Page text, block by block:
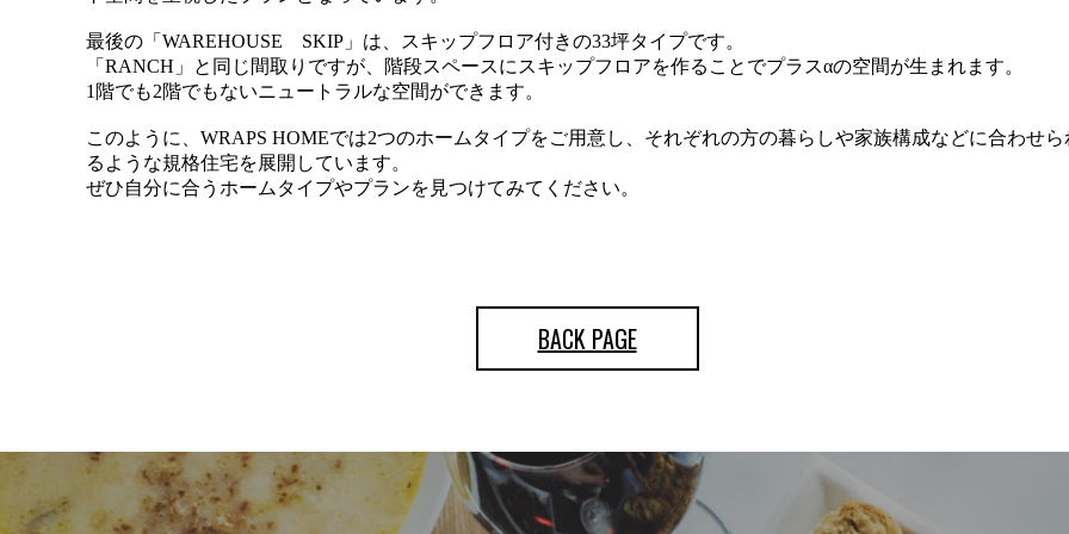
最後の「WAREHOUSE SKIP」は、スキップフロア付きの33坪タイプです。
「RANCH」と同じ間取りですが、階段スペースにスキップフロアを作ることでプラスαの空間が生まれます。
1階でも2階でもないニュートラルな空間ができます。
このように、WRAPS HOMEでは2つのホームタイプをご用意し、それぞれの方の暮らしや家族構成などに合わせら
るような規格住宅を展開しています。
ぜひ自分に合うホームタイプやプランを見つけてみてください。
BACK PAGE